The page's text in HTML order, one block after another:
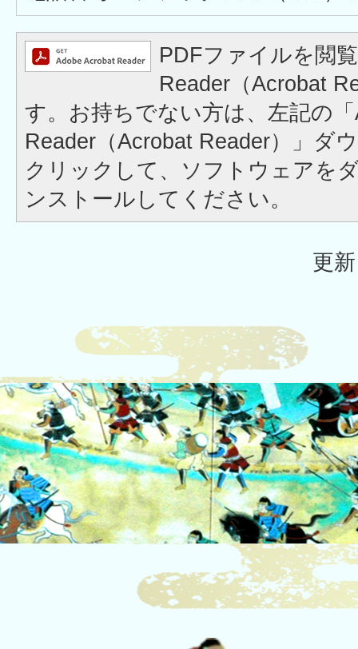
PDFファイルを閲
Reader（Acrobat
す。お持ちでない方は、左記の
Reader（Acrobat Reader）」ダ
クリックして、ソフトウェアを
ンストールしてください。
更